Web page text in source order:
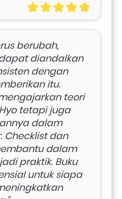
berubah,
diandalkan
dengan
itu.
teori
tetapi juga
dalam
Checklist dan
dalam
praktik. Buku
untuk siapa